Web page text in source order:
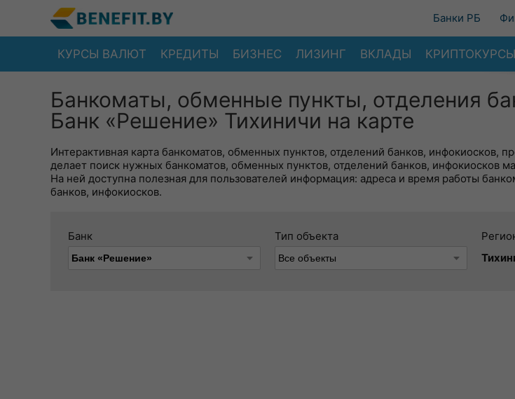
Банки РБ
КУРСЫ ВАЛЮТ КРЕДИТЫ БИЗНЕС ЛИЗИНГ ВКЛАДЫ КРИПТОКУРСЫ
Банкоматы, обменные пункты, отделения
Банк «Решение» Тихиничи на карте
Интерактивная карта банкоматов, обменных пунктов, отделений банков, инфокиосков,
делает поиск нужных банкоматов, обменных пунктов, отделений банков, инфокиосков
На ней доступна полезная для пользователей информация: адреса и время работы
банков, инфокиосков.
Банк Тип объекта